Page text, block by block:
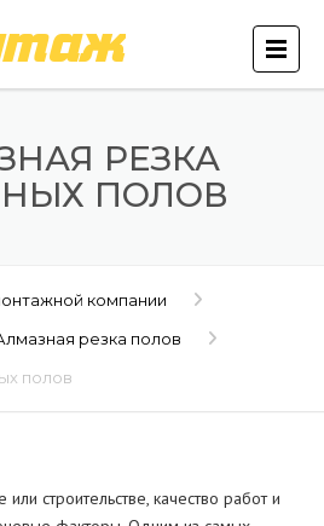
РЕЗКА
ПОЛОВ
компании
резка полов
полов
строительстве, качество работ и